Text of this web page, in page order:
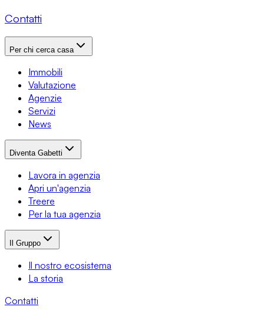
Contatti
Per chi cerca casa
Immobili
Valutazione
Agenzie
Servizi
News
Diventa Gabetti
Lavora in agenzia
Apri un'agenzia
Treere
Per la tua agenzia
Il Gruppo
Il nostro ecosistema
La storia
Contatti